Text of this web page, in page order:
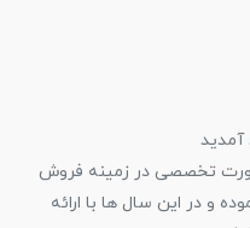
آمدید
تخصصی در زمینه فروش
از سال ۱۳۹۴ آغاز نموده و در این سال ها با ارائه